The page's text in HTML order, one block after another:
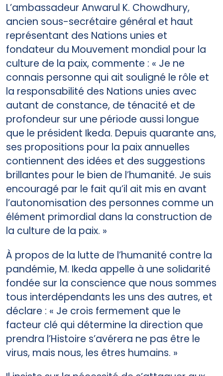
L’ambassadeur Anwarul K. Chowdhury,
ancien sous-secrétaire général et haut
représentant des Nations unies et
fondateur du Mouvement mondial pour la
culture de la paix, commente : « Je ne
connais personne qui ait souligné le rôle et
la responsabilité des Nations unies avec
autant de constance, de ténacité et de
profondeur sur une période aussi longue
que le président Ikeda. Depuis quarante ans,
ses propositions pour la paix annuelles
contiennent des idées et des suggestions
brillantes pour le bien de l’humanité. Je suis
encouragé par le fait qu’il ait mis en avant
l’autonomisation des personnes comme un
élément primordial dans la construction de
la culture de la paix. »
À propos de la lutte de l’humanité contre la
pandémie, M. Ikeda appelle à une solidarité
fondée sur la conscience que nous sommes
tous interdépendants les uns des autres, et
déclare : « Je crois fermement que le
facteur clé qui détermine la direction que
prendra l’Histoire s’avérera ne pas être le
virus, mais nous, les êtres humains. »